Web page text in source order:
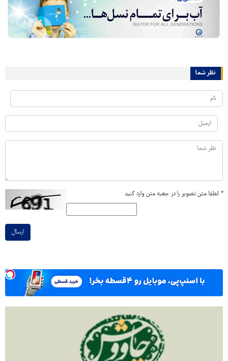
نظر شما
* لطفا متن تصویر را در جعبه متن وارد کنید
ارسال